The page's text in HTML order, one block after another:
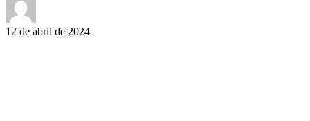
12 de abril de 2024